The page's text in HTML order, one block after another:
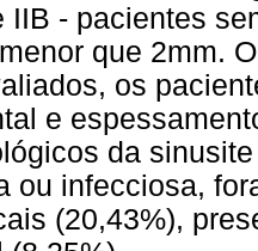
IIB - pacientes
que 2mm.
os
e
da
ou infecciosa,
(20,43%),